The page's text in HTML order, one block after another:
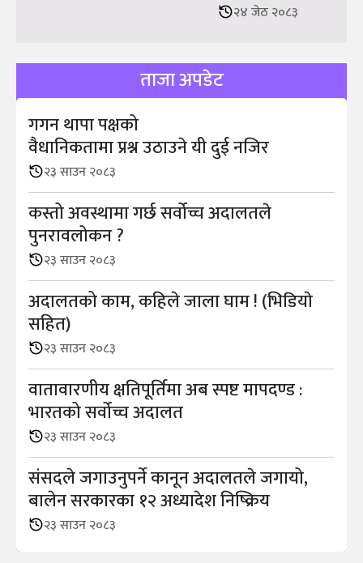
२४ जेठ २०८३
ताजा अपडेट
गगन थापा पक्षको
वैधानिकतामा प्रश्न उठाउने यी दुई नजिर
२३ साउन २०८३
कस्तो अवस्थामा गर्छ सर्वोच्च अदालतले
पुनरावलोकन ?
२३ साउन २०८३
अदालतको काम, कहिले जाला घाम ! (भिडियाे
सहित)
२३ साउन २०८३
वातावारणीय क्षतिपूर्तिमा अब स्पष्ट मापदण्ड :
भारतको सर्वोच्च अदालत
२३ साउन २०८३
संसदले जगाउनुपर्ने कानून अदालतले जगायो,
बालेन सरकारका १२ अध्यादेश निष्क्रिय
२३ साउन २०८३